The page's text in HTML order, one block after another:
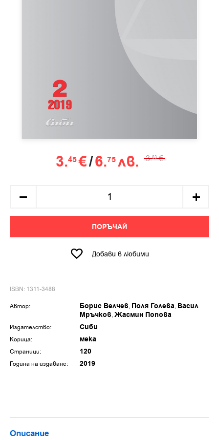
ISBN: 1311-3488
Автор: Борис Велчев Поля Голева Васил
Мръчков Жасмин Попова
Издателство: Сиби
Корица: мека
Страници: 120
Година на издаване: 2019
3.45€/6.75лв. 3.83 €
ПОРЪЧАЙ
Добави в любими
Описание